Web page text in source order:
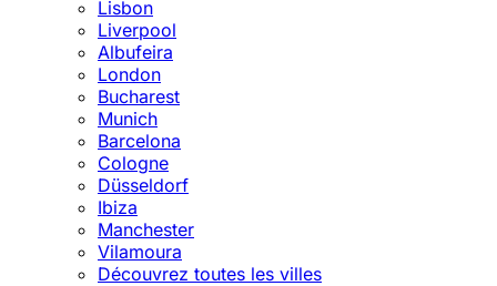
Lisbon
Liverpool
Albufeira
London
Bucharest
Munich
Barcelona
Cologne
Düsseldorf
Ibiza
Manchester
Vilamoura
Découvrez toutes les villes